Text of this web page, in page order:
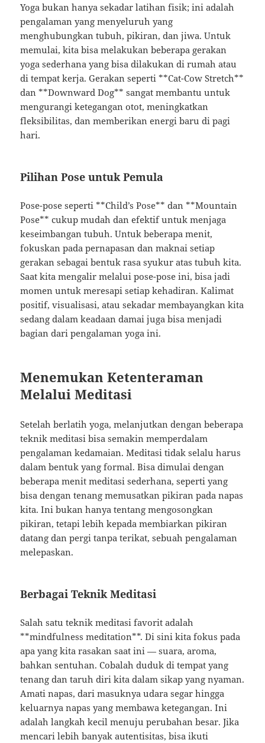
Yoga bukan hanya sekadar latihan fisik; ini adalah
pengalaman yang menyeluruh yang
menghubungkan tubuh, pikiran, dan jiwa. Untuk
memulai, kita bisa melakukan beberapa gerakan
yoga sederhana yang bisa dilakukan di rumah atau
di tempat kerja. Gerakan seperti **Cat-Cow Stretch**
dan **Downward Dog** sangat membantu untuk
mengurangi ketegangan otot, meningkatkan
fleksibilitas, dan memberikan energi baru di pagi
hari.
Pilihan Pose untuk Pemula
Pose-pose seperti **Child’s Pose** dan **Mountain
Pose** cukup mudah dan efektif untuk menjaga
keseimbangan tubuh. Untuk beberapa menit,
fokuskan pada pernapasan dan maknai setiap
gerakan sebagai bentuk rasa syukur atas tubuh kita.
Saat kita mengalir melalui pose-pose ini, bisa jadi
momen untuk meresapi setiap kehadiran. Kalimat
positif, visualisasi, atau sekadar membayangkan kita
sedang dalam keadaan damai juga bisa menjadi
bagian dari pengalaman yoga ini.
Menemukan Ketenteraman
Melalui Meditasi
Setelah berlatih yoga, melanjutkan dengan beberapa
teknik meditasi bisa semakin memperdalam
pengalaman kedamaian. Meditasi tidak selalu harus
dalam bentuk yang formal. Bisa dimulai dengan
beberapa menit meditasi sederhana, seperti yang
bisa dengan tenang memusatkan pikiran pada napas
kita. Ini bukan hanya tentang mengosongkan
pikiran, tetapi lebih kepada membiarkan pikiran
datang dan pergi tanpa terikat, sebuah pengalaman
melepaskan.
Berbagai Teknik Meditasi
Salah satu teknik meditasi favorit adalah
**mindfulness meditation**. Di sini kita fokus pada
apa yang kita rasakan saat ini — suara, aroma,
bahkan sentuhan. Cobalah duduk di tempat yang
tenang dan taruh diri kita dalam sikap yang nyaman.
Amati napas, dari masuknya udara segar hingga
keluarnya napas yang membawa ketegangan. Ini
adalah langkah kecil menuju perubahan besar. Jika
mencari lebih banyak autentisitas, bisa ikuti